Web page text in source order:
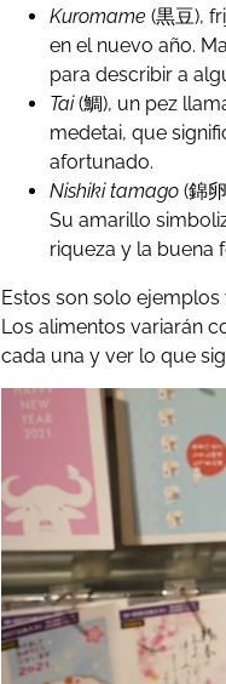
Kuromame (黒豆),
en el nuevo año.
para describir a
Tai(鯛), un pez
medetai, que
afortunado.
Nishiki tamago (錦
Su amarillo
riqueza y la buena
Estos son solo
Los alimentos variarán
cada una y ver lo que